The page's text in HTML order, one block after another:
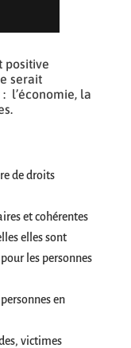
positive
serait
l’économie, la
de droits
et cohérentes
elles sont
les personnes
en
victimes